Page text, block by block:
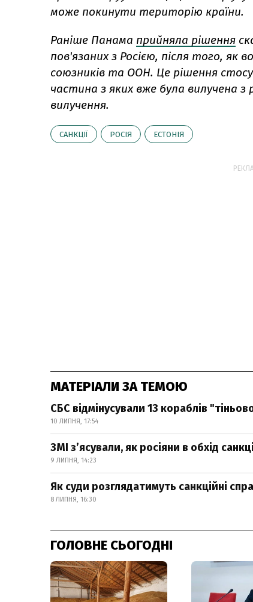
може покинути територію країни.
Раніше Панама прийняла рішення
пов'язаних з Росією, після того, як
союзників та ООН. Це рішення
частина з яких вже була вилучена
вилучення.
САНКЦІЇ РОСІЯ ЕСТОНІЯ
МАТЕРІАЛИ ЗА ТЕМОЮ
СБС відмінусували 13 кораблів
10 ЛИПНЯ, 17:54
ЗМІ з’ясували, як росіяни в обхід
9 ЛИПНЯ, 14:23
Як суди розглядатимуть санкційні
8 ЛИПНЯ, 16:30
ГОЛОВНЕ СЬОГОДНІ